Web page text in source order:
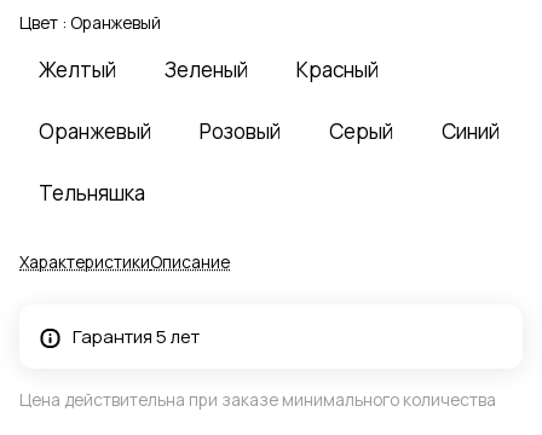
Цвет : Оранжевый
Желтый Зеленый Красный
Оранжевый Розовый Серый Синий
Тельняшка
ХарактеристикиОписание
Гарантия 5 лет
Цена действительна при заказе минимального количества